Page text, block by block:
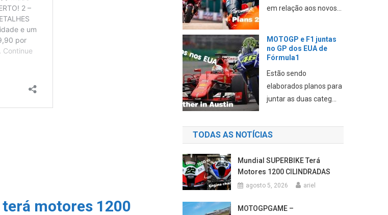
terá motores 1200
em relação aos novos...
MOTOGP e F1 juntas
no GP dos EUA de
Fórmula1
Estão sendo
elaborados planos para
juntar as duas categ...
TODAS AS NOTÍCIAS
Mundial SUPERBIKE Terá
Motores 1200 CILINDRADAS
agosto 5, 2026 ariel
MOTOGPGAME –